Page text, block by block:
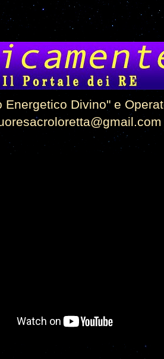
Divino" e